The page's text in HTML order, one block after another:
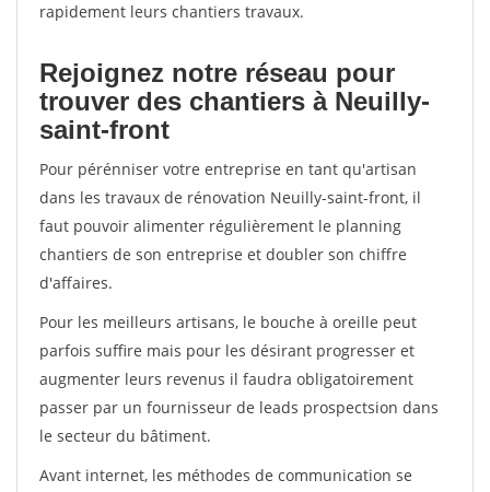
rapidement leurs chantiers travaux.
Rejoignez notre réseau pour
trouver des chantiers à Neuilly-
saint-front
Pour pérénniser votre entreprise en tant qu'artisan
dans les travaux de rénovation Neuilly-saint-front, il
faut pouvoir alimenter régulièrement le planning
chantiers de son entreprise et doubler son chiffre
d'affaires.
Pour les meilleurs artisans, le bouche à oreille peut
parfois suffire mais pour les désirant progresser et
augmenter leurs revenus il faudra obligatoirement
passer par un fournisseur de leads prospectsion dans
le secteur du bâtiment.
Avant internet, les méthodes de communication se